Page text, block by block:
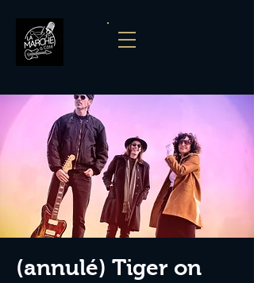
(annulé) Tiger on